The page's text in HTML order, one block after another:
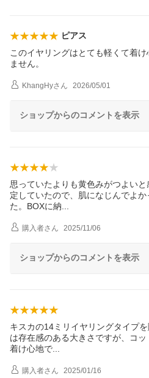
ピアス
このイヤリングはとても軽くて着
ません。
KhangHyさん 2026/05/01
ショップからのコメントを表示
思っていたよりも黄色みがつよい
定していたので、肌になじんでよ
た。BOXに納
購入者さん 2025/11/06
ショップからのコメントを表示
キスカの14ミリイヤリングタイプ
は存在感のある大きさですが、コ
着け心地で
購入者さん 2025/01/16